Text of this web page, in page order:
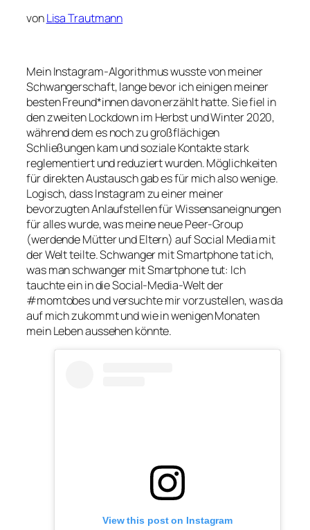
vonLisa Trautmann
Mein Instagram-Algorithmus wusste von meiner
Schwangerschaft, lange bevor ich einigen meiner
besten Freund*innen davon erzählt hatte. Sie fiel in
den zweiten Lockdown im Herbst und Winter 2020,
während dem es noch zu großflächigen
Schließungen kam und soziale Kontakte stark
reglementiert und reduziert wurden. Möglichkeiten
für direkten Austausch gab es für mich also wenige.
Logisch, dass Instagram zu einer meiner
bevorzugten Anlaufstellen für Wissensaneignungen
für alles wurde, was meine neuePeer-Group
(werdende Mütter und Eltern) auf Social Media mit
der Welt teilte. Schwanger mit Smartphone tat ich,
was man schwanger mit Smartphone tut: Ich
tauchte ein in die Social-Media-Welt der
#momtobesund versuchte mir vorzustellen, was da
auf mich zukommt und wie in wenigen Monaten
mein Leben aussehen könnte.
View this post on Instagram